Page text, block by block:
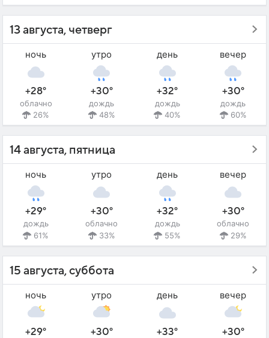
13 августа, четверг
ночь
+28°
облачно
26%
утро
+30°
дождь
48%
день
+32°
дождь
40%
вечер
+30°
дождь
60%
14 августа, пятница
ночь
+29°
дождь
61%
утро
+30°
облачно
33%
день
+32°
дождь
55%
вечер
+30°
облачно
29%
15 августа, суббота
ночь
+29°
утро
+30°
день
+33°
вечер
+30°